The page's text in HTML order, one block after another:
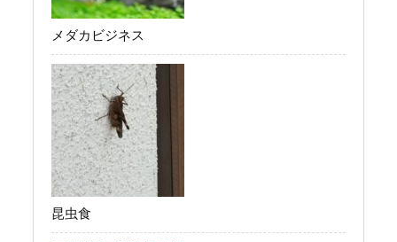
メダカビジネス
昆虫食